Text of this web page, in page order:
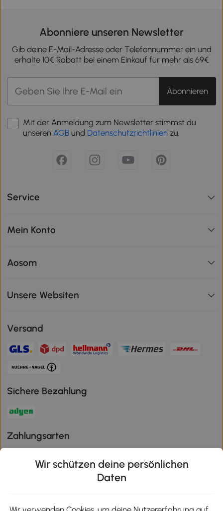
Abonniere unseren Newsletter
Gib deine E-Mail-Adresse oder Telefonnummer ein und
erhalte 10€ Rabatt bei einem Einkauf für mehr als 69€
Abonnieren
Mit der Anmeldung zum Newsletter stimmst du
unseren AGB und Datenschutzrichtlinien zu.
Service
Mein Konto
Aosom
Unsere Websiten
Versand
Sichere Bezahlung
Zahlungsarten
Wir schützen deine persönlichen
Daten